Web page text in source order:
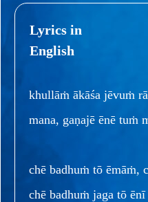
Lyrics in
English
khullāṁ ākāśa jēvuṁ
mana, gaṇajē ēnē tuṁ
chē badhuṁ tō ēmāṁ,
chē badhuṁ jaga tō ēnī